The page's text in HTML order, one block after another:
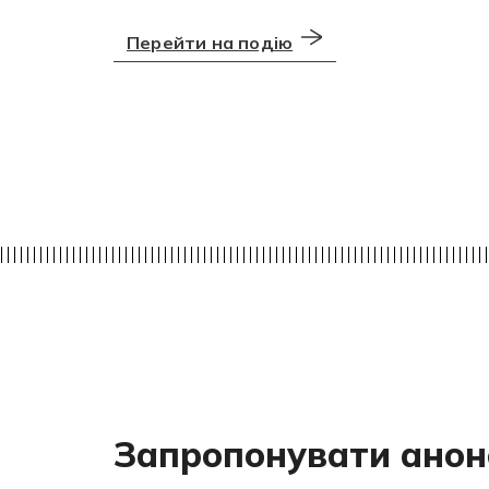
Перейти на подію
Запропонувати